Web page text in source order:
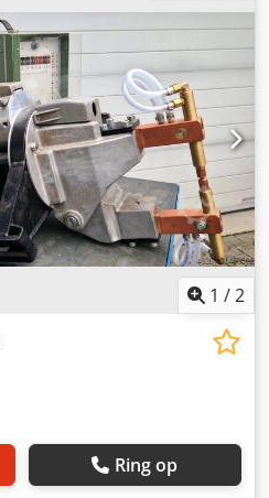
mm Arbejdsslag med
mm med 5/2-vejs
og ophængsbøjle 10 m
Armlængde: 170 mm
mm Komplet med 1 par
lige, 170 mm Synkron
1 /2
Ring op